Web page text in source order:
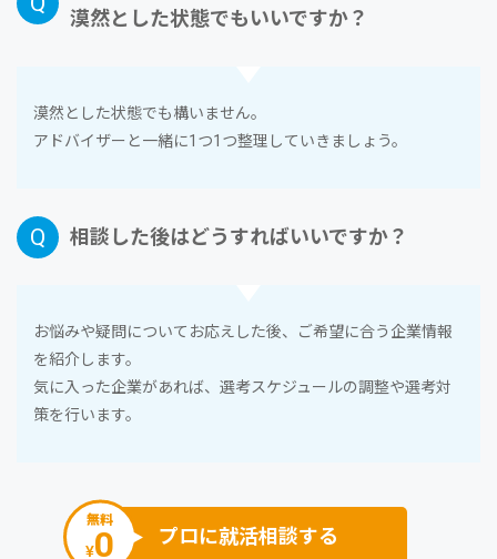
漠然とした状態でもいいですか？
漠然とした状態でも構いません。
アドバイザーと⼀緒に1つ1つ整理していきましょう。
相談した後はどうすればいいですか？
お悩みや疑問についてお応えした後、ご希望に合う企業情報
を紹介します。
気に⼊った企業があれば、選考スケジュールの調整や選考対
策を⾏います。
無料
¥0 プロに就活相談する